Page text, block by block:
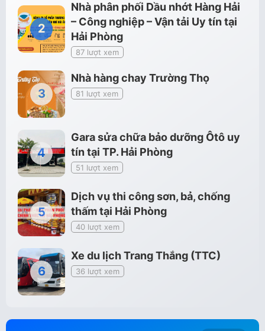
Nhà phân phối Dầu nhớt Hàng Hải
– Công nghiệp – Vận tải Uy tín tại
Hải Phòng
87 lượt xem
Nhà hàng chay Trường Thọ
81 lượt xem
Gara sửa chữa bảo dưỡng Ôtô uy
tín tại TP. Hải Phòng
51 lượt xem
Dịch vụ thi công sơn, bả, chống
thấm tại Hải Phòng
40 lượt xem
Xe du lịch Trang Thắng (TTC)
36 lượt xem